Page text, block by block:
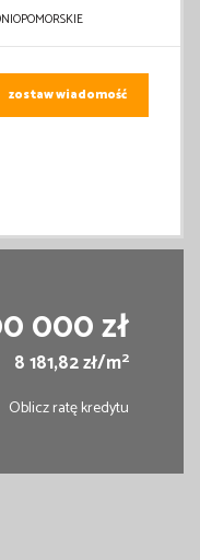
zostaw wiadomość
000 zł
8 181,82 zł/m2
Oblicz ratę kredytu